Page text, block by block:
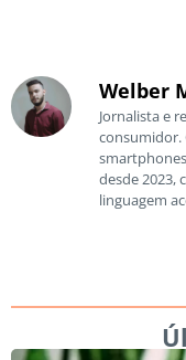
Welber
Jornalista e
consumidor.
desde 2023,
linguagem